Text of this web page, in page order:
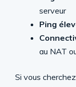
serveur
Ping
au NAT
Si vous